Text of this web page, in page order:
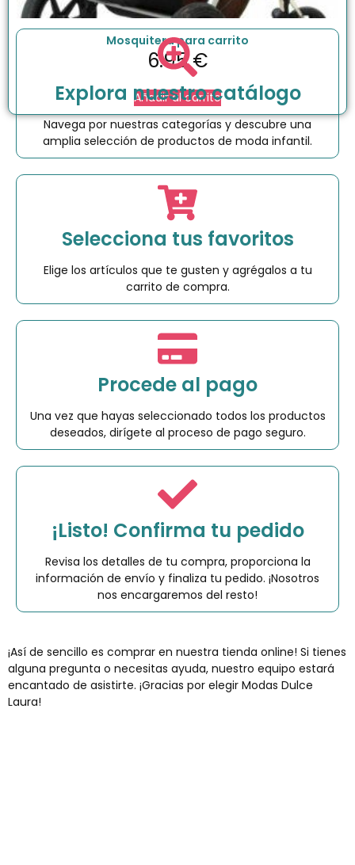
Mosquitera para carrito
6.95€
Añadir al carrito
Explora nuestro catálogo
Navega por nuestras categorías y descubre una
amplia selección de productos de moda infantil.
Selecciona tus favoritos
Elige los artículos que te gusten y agrégalos a tu
carrito de compra.
Procede al pago
Una vez que hayas seleccionado todos los productos
deseados, dirígete al proceso de pago seguro.
¡Listo! Confirma tu pedido
Revisa los detalles de tu compra, proporciona la
información de envío y finaliza tu pedido. ¡Nosotros
nos encargaremos del resto!
¡Así de sencillo es comprar en nuestra tienda online! Si tienes
alguna pregunta o necesitas ayuda, nuestro equipo estará
encantado de asistirte. ¡Gracias por elegir Modas Dulce
Laura!